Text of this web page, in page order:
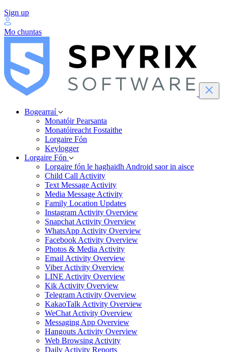
Sign up
Mo chuntas
Bogearraí
Monatóir Pearsanta
Monatóireacht Fostaithe
Lorgaire Fón
Keylogger
Lorgaire Fón
Lorgaire fón le haghaidh Android saor in aisce
Child Call Activity
Text Message Activity
Media Message Activity
Family Location Updates
Instagram Activity Overview
Snapchat Activity Overview
WhatsApp Activity Overview
Facebook Activity Overview
Photos & Media Activity
Email Activity Overview
Viber Activity Overview
LINE Activity Overview
Kik Activity Overview
Telegram Activity Overview
KakaoTalk Activity Overview
WeChat Activity Overview
Messaging App Overview
Hangouts Activity Overview
Web Browsing Activity
Daily Activity Reports